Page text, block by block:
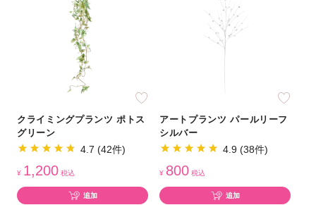
クライミングプランツ ポトス
グリーン
4.7 (42件)
¥ 1,200 税込
追加
アートプランツ パールリーフ
シルバー
4.9 (38件)
¥ 800 税込
追加